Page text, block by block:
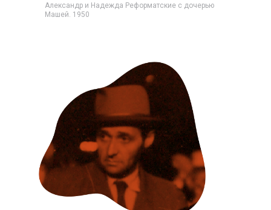
Александр и Надежда Реформатские с дочерью
Машей. 1950